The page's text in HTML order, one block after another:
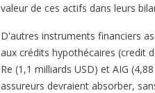
valeur de ces actifs dans leurs
D'autres instruments financiers
aux crédits hypothécaires (credit
Re (1,1 milliards USD) et AIG
assureurs devraient absorber,